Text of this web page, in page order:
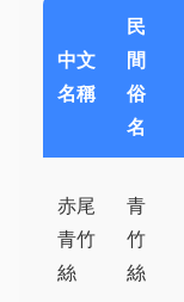
中文
名稱
民
間
俗
名
赤尾
青竹
絲
青
竹
絲